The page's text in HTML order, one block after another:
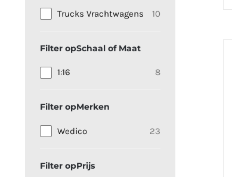
Trucks Vrachtwagens 10
Schaal of Maat
1:16 8
Merken
Wedico 23
Prijs